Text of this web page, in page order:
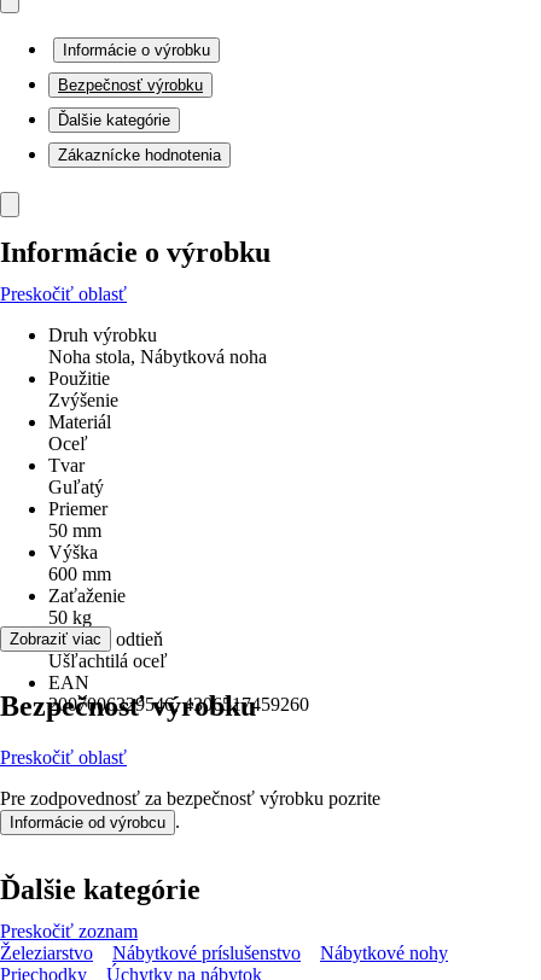
Informácie o výrobku
Bezpečnosť výrobku
Ďalšie kategórie
Zákaznícke hodnotenia
Informácie o výrobku
Preskočiť oblasť
Druh výrobku
Noha stola, Nábytková noha
Použitie
Zvýšenie
Materiál
Oceľ
Tvar
Guľatý
Priemer
50 mm
Výška
600 mm
Zaťaženie
50 kg
Farebný odtieň
Ušľachtilá oceľ
EAN
2007006329546, 4306517459260
Zobraziť viac
Bezpečnosť výrobku
Preskočiť oblasť
Pre zodpovednosť za bezpečnosť výrobku pozrite
Informácie od výrobcu .
Ďalšie kategórie
Preskočiť zoznam
Železiarstvo
Nábytkové príslušenstvo
Nábytkové nohy
Priechodky
Úchytky na nábytok